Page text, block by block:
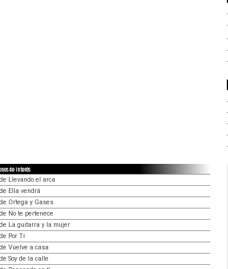
de interés
Llevando el arca
Ella vendrá
Ortega y Gases
No te pertenece
La guitarra y la mujer
Por Tí
Vuelve a casa
Soy de la calle